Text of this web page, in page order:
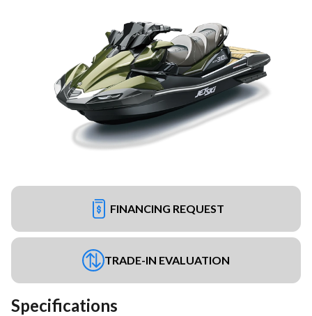
FINANCING REQUEST
TRADE-IN EVALUATION
Specifications